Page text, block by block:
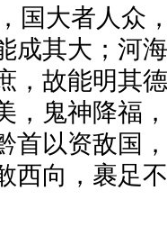
国大者人众
成其大；河
，故能明其
，鬼神降福
首以资敌国
西向，裹足
。